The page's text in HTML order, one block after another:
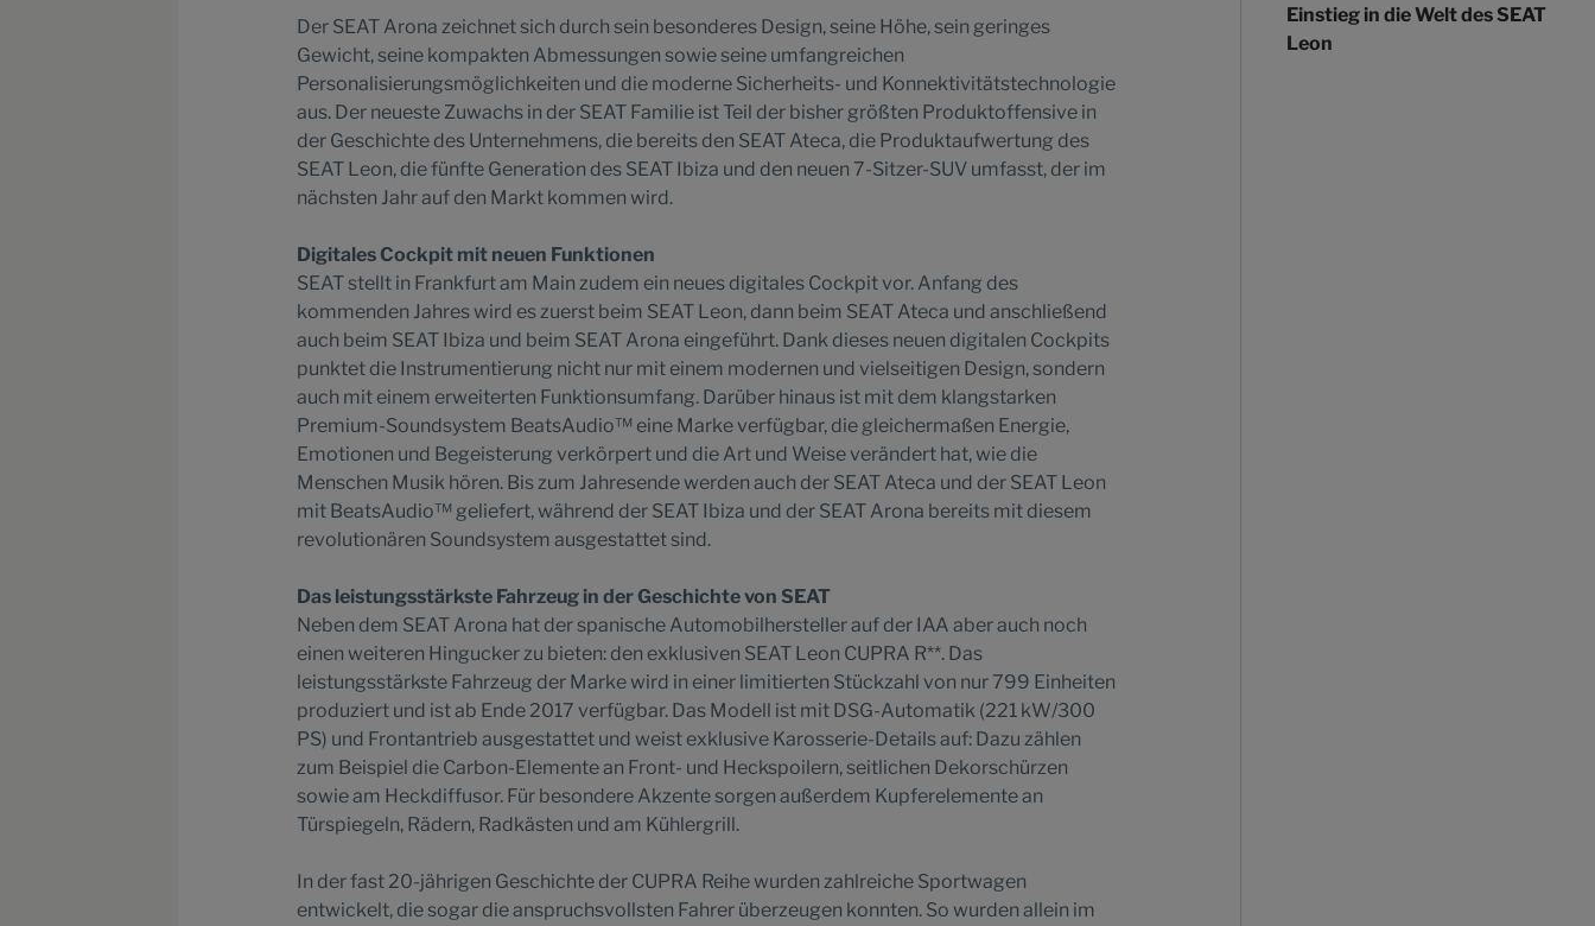
Der SEAT Arona zeichnet sich durch sein besonderes Design, seine Höhe, sein geringes
Gewicht, seine kompakten Abmessungen sowie seine umfangreichen
Personalisierungsmöglichkeiten und die moderne Sicherheits- und Konnektivitätstechnologie
aus. Der neueste Zuwachs in der SEAT Familie ist Teil der bisher größten Produktoffensive in
der Geschichte des Unternehmens, die bereits den SEAT Ateca, die Produktaufwertung des
SEAT Leon, die fünfte Generation des SEAT Ibiza und den neuen 7-Sitzer-SUV umfasst, der im
nächsten Jahr auf den Markt kommen wird.
Digitales Cockpit mit neuen Funktionen
SEAT stellt in Frankfurt am Main zudem ein neues digitales Cockpit vor. Anfang des
kommenden Jahres wird es zuerst beim SEAT Leon, dann beim SEAT Ateca und anschließend
auch beim SEAT Ibiza und beim SEAT Arona eingeführt. Dank dieses neuen digitalen Cockpits
punktet die Instrumentierung nicht nur mit einem modernen und vielseitigen Design, sondern
auch mit einem erweiterten Funktionsumfang. Darüber hinaus ist mit dem klangstarken
Premium-Soundsystem BeatsAudio™ eine Marke verfügbar, die gleichermaßen Energie,
Emotionen und Begeisterung verkörpert und die Art und Weise verändert hat, wie die
Menschen Musik hören. Bis zum Jahresende werden auch der SEAT Ateca und der SEAT Leon
mit BeatsAudio™ geliefert, während der SEAT Ibiza und der SEAT Arona bereits mit diesem
revolutionären Soundsystem ausgestattet sind.
Das leistungsstärkste Fahrzeug in der Geschichte von SEAT
Neben dem SEAT Arona hat der spanische Automobilhersteller auf der IAA aber auch noch
einen weiteren Hingucker zu bieten: den exklusiven SEAT Leon CUPRA R**. Das
leistungsstärkste Fahrzeug der Marke wird in einer limitierten Stückzahl von nur 799 Einheiten
produziert und ist ab Ende 2017 verfügbar. Das Modell ist mit DSG-Automatik (221 kW/300
PS) und Frontantrieb ausgestattet und weist exklusive Karosserie-Details auf: Dazu zählen
zum Beispiel die Carbon-Elemente an Front- und Heckspoilern, seitlichen Dekorschürzen
sowie am Heckdiffusor. Für besondere Akzente sorgen außerdem Kupferelemente an
Türspiegeln, Rädern, Radkästen und am Kühlergrill.
In der fast 20-jährigen Geschichte der CUPRA Reihe wurden zahlreiche Sportwagen
entwickelt, die sogar die anspruchsvollsten Fahrer überzeugen konnten. So wurden allein im
Einstieg in die Welt des SEAT
Leon